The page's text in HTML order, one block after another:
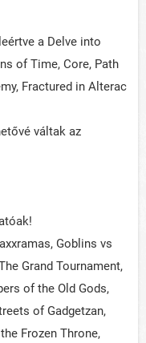
a Delve into
of Time, Core, Path
Fractured in Alterac
váltak az
Goblins vs
Grand Tournament,
of the Old Gods,
of Gadgetzan,
Frozen Throne,